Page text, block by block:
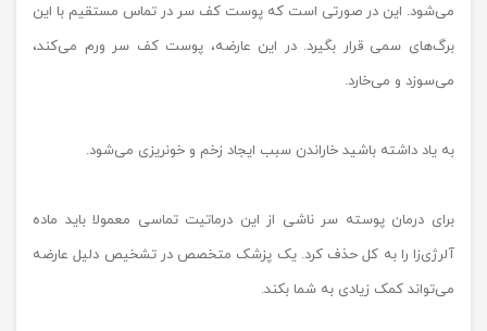
می‌شود. این در صورتی است که پوست کف سر در تماس مستقیم با این
برگ‌های سمی قرار بگیرد. در این عارضه، پوست کف سر ورم می‌کند،
می‌سوزد و می‌خارد.
به یاد داشته باشید خاراندن سبب ایجاد زخم و خونریزی می‌شود.
برای درمان پوسته سر ناشی از این درماتیت تماسی معمولا باید ماده
آلرژی‌زا را به کل حذف کرد. یک پزشک متخصص در تشخیص دلیل عارضه
می‌تواند کمک زیادی به شما بکند.